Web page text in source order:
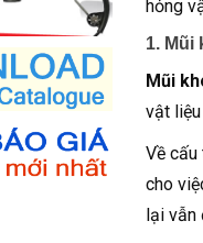
hỏng
1. Mũi
Mũi
vật
Về cấu
cho
lại vẫn